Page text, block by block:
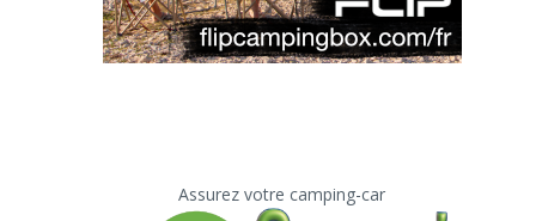
Assurez votre camping-car